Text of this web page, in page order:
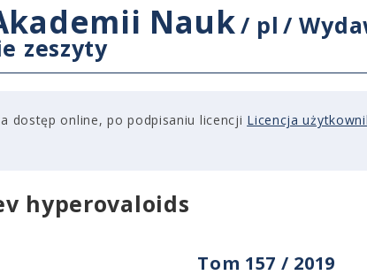
Nauk/ pl /
zeszyty
dostęp online, po podpisaniu licencji Licencja
hyperovaloids
Tom 157 / 2019